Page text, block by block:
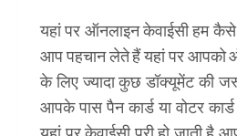
यहां पर ऑनलाइन केवाईसी हम
आप पहचान लेते हैं यहां पर आपको
के लिए ज्यादा कुछ डॉक्यूमेंट की
आपके पास पैन कार्ड या वोटर